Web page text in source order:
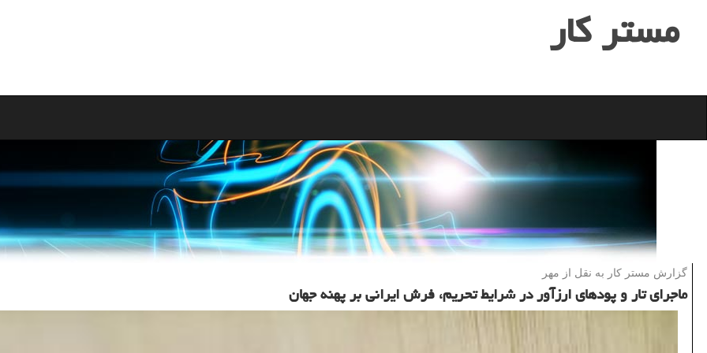
مستر كار
گزارش مستر كار به نقل از مهر
ماجرای تار و پودهای ارزآور در شرایط تحریم، فرش ایرانی بر پهنه جهان